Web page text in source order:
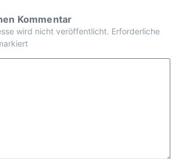
Kommentar
wird nicht veröffentlicht. Erforderliche